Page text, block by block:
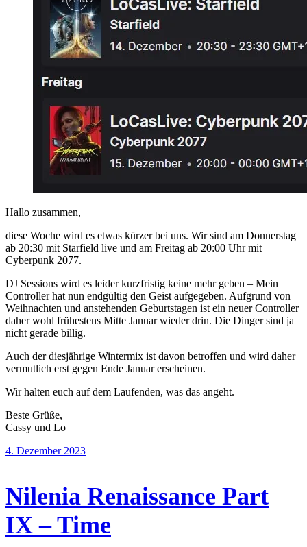
Hallo zusammen,
diese Woche wird es etwas kürzer bei uns. Wir sind am Donnerstag
ab 20:30 mit Starfield live und am Freitag ab 20:00 Uhr mit
Cyberpunk 2077.
DJ Sessions wird es leider kurzfristig keine mehr geben – Mein
Controller hat nun endgültig den Geist aufgegeben. Aufgrund von
Weihnachten und anstehenden Geburtstagen ist ein neuer Controller
daher wohl frühestens Mitte Januar wieder drin. Die Dinger sind ja
nicht gerade billig.
Auch der diesjährige Wintermix ist davon betroffen und wird daher
vermutlich erst gegen Ende Januar erscheinen.
Wir halten euch auf dem Laufenden, was das angeht.
Beste Grüße,
Cassy und Lo
4. Dezember 2023
Nilenia Renaissance Part
IX – Time